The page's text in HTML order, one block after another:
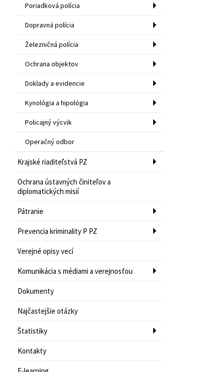
Poriadková polícia
Dopravná polícia
Železničná polícia
Ochrana objektov
Doklady a evidencie
Kynológia a hipológia
Policajný výcvik
Operačný odbor
Krajské riaditeľstvá PZ
Ochrana ústavných činiteľov a
diplomatických misií
Pátranie
Prevencia kriminality P PZ
Verejné opisy vecí
Komunikácia s médiami a verejnosťou
Dokumenty
Najčastejšie otázky
Štatistiky
Kontakty